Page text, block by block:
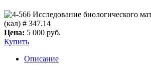
Цена: 5 000 руб.
Купить
Описание